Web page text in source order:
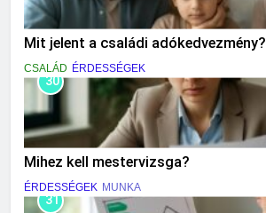
Mit jelent a családi adókedvezmény?
CSALÁD ÉRDESSÉGEK
30
Mihez kell mestervizsga?
ÉRDESSÉGEK MUNKA
31